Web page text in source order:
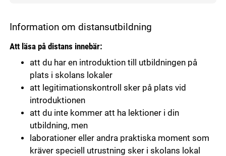
Information om distansutbildning
Att läsa på distans innebär:
att du har en introduktion till utbildningen på
plats i skolans lokaler
att legitimationskontroll sker på plats vid
introduktionen
att du inte kommer att ha lektioner i din
utbildning, men
laborationer eller andra praktiska moment som
kräver speciell utrustning sker i skolans lokal